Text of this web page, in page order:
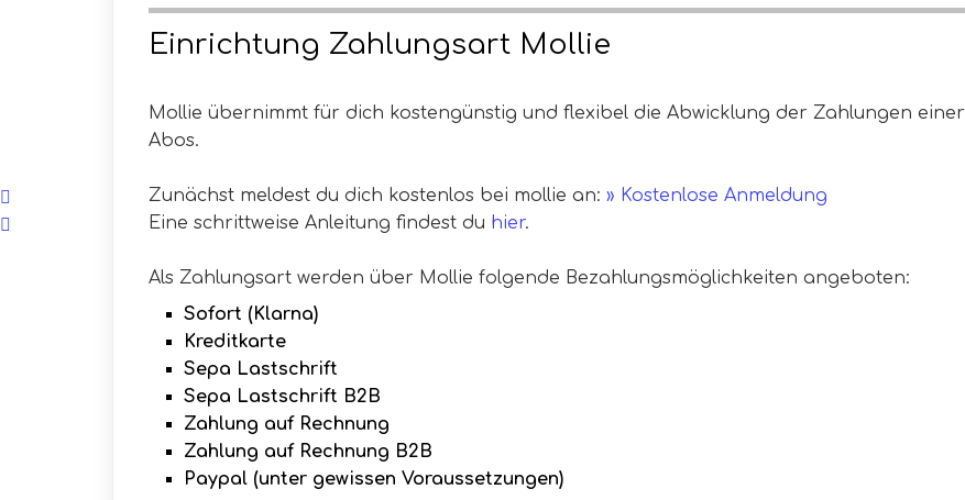
Einrichtung Zahlungsart Mollie
Mollie übernimmt für dich kostengünstig und flexibel die Abwicklung der Zahlungen einer
Abos.
Zunächst meldest du dich kostenlos bei mollie an: » Kostenlose Anmeldung
Eine schrittweise Anleitung findest du hier.
Als Zahlungsart werden über Mollie folgende Bezahlungsmöglichkeiten angeboten:
Sofort (Klarna)
Kreditkarte
Sepa Lastschrift
Sepa Lastschrift B2B
Zahlung auf Rechnung
Zahlung auf Rechnung B2B
Paypal (unter gewissen Voraussetzungen)